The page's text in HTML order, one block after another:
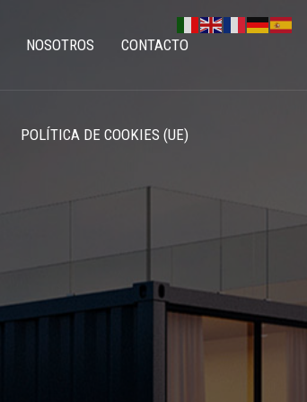
NOSOTROS CONTACTO
POLÍTICA DE COOKIES (UE)